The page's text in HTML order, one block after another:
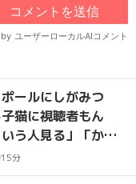
ールにしがみつ
猫に視聴者もん
う人見る」「かわ
分